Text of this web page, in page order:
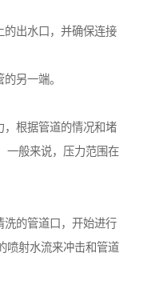
出水口，并确保连接
另一端。
根据管道的情况和堵
一般来说，压力范围在
的管道口，开始进行
喷射水流来冲击和管道